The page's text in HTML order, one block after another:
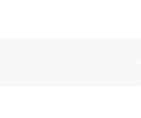
ядра пятого